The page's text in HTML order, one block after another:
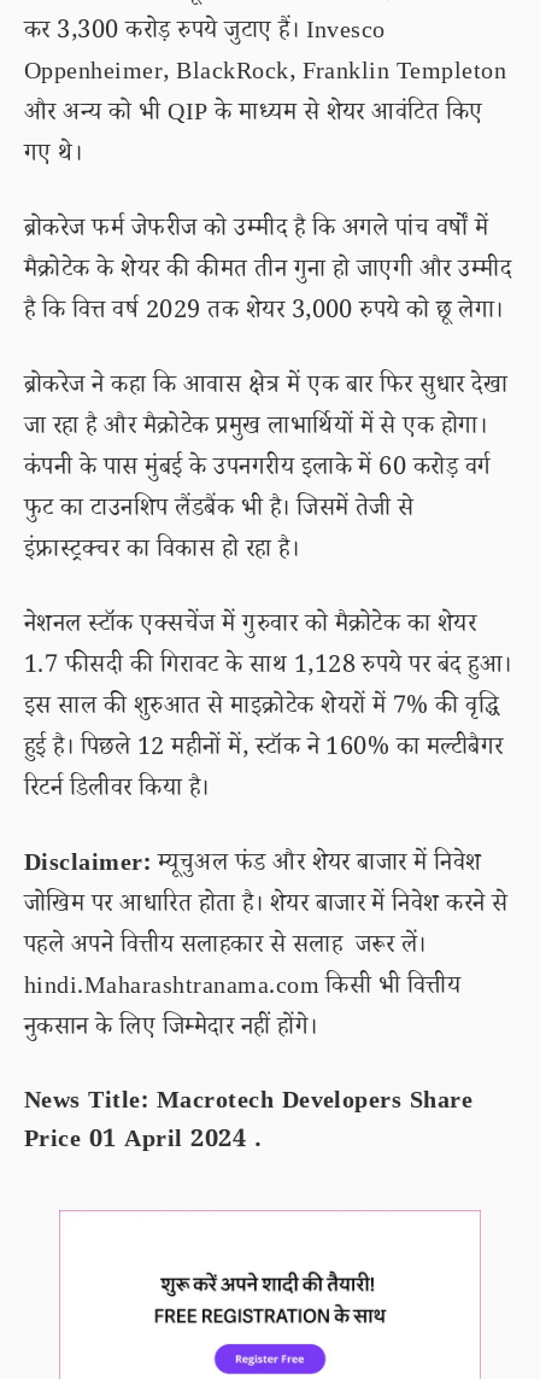
कर 3,300 करोड़ रुपये जुटाए हैं। Invesco
Oppenheimer, BlackRock, Franklin Templeton
और अन्य को भी QIP के माध्यम से शेयर आवंटित किए
गए थे।
ब्रोकरेज फर्म जेफरीज को उम्मीद है कि अगले पांच वर्षों में
मैक्रोटेक के शेयर की कीमत तीन गुना हो जाएगी और उम्मीद
है कि वित्त वर्ष 2029 तक शेयर 3,000 रुपये को छू लेगा।
ब्रोकरेज ने कहा कि आवास क्षेत्र में एक बार फिर सुधार देखा
जा रहा है और मैक्रोटेक प्रमुख लाभार्थियों में से एक होगा।
कंपनी के पास मुंबई के उपनगरीय इलाके में 60 करोड़ वर्ग
फुट का टाउनशिप लैंडबैंक भी है। जिसमें तेजी से
इंफ्रास्ट्रक्चर का विकास हो रहा है।
नेशनल स्टॉक एक्सचेंज में गुरुवार को मैक्रोटेक का शेयर
1.7 फीसदी की गिरावट के साथ 1,128 रुपये पर बंद हुआ।
इस साल की शुरुआत से माइक्रोटेक शेयरों में 7% की वृद्धि
हुई है। पिछले 12 महीनों में, स्टॉक ने 160% का मल्टीबैगर
रिटर्न डिलीवर किया है।
Disclaimer:म्यूचुअल फंड और शेयर बाजार में निवेश
जोखिम पर आधारित होता है। शेयर बाजार में निवेश करने से
पहले अपने वित्तीय सलाहकार से सलाह जरूर लें।
hindi.Maharashtranama.com किसी भी वित्तीय
नुकसान के लिए जिम्मेदार नहीं होंगे।
News Title: Macrotech Developers Share
Price 01 April 2024 .